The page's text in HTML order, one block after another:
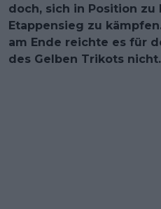
doch, sich in Position
Etappensieg zu
am Ende reichte es für
des Gelben Trikots nicht.